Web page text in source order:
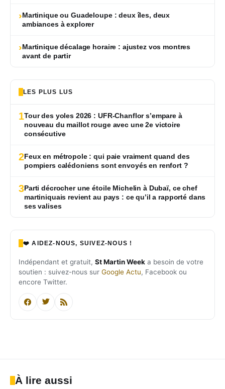
›Martinique ou Guadeloupe : deux îles, deux
ambiances à explorer
›Martinique décalage horaire : ajustez vos montres
avant de partir
LES PLUS LUS
1Tour des yoles 2026 : UFR-Chanflor s’empare à
nouveau du maillot rouge avec une 2e victoire
consécutive
2Feux en métropole : qui paie vraiment quand des
pompiers calédoniens sont envoyés en renfort ?
3Parti décrocher une étoile Michelin à Dubaï, ce chef
martiniquais revient au pays : ce qu’il a rapporté dans
ses valises
❤️ AIDEZ-NOUS, SUIVEZ-NOUS !
Indépendant et gratuit, St Martin Week a besoin de votre
soutien : suivez-nous sur Google Actu, Facebook ou
encore Twitter.
À lire aussi